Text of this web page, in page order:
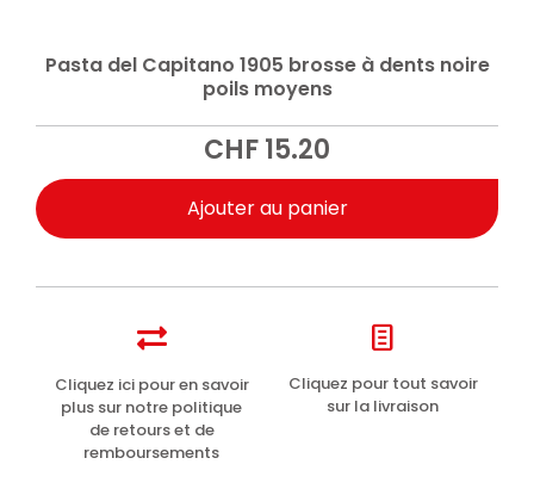
Pasta del Capitano 1905 brosse à dents noire
poils moyens
CHF15.20
Ajouter au panier
Cliquez ici pour en savoir
plus sur notre politique
de retours et de
remboursements
Cliquez pour tout savoir
sur la livraison